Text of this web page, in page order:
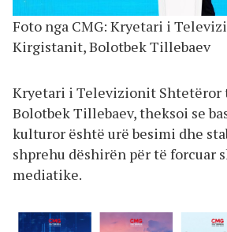
Foto nga CMG: Kryetari i
Kirgistanit, Bolotbek Tillebaev
Kryetari i Televizionit Shtetëror
Bolotbek Tillebaev, theksoi se
kulturor është urë besimi dhe
shprehu dëshirën për të forcuar
mediatike.